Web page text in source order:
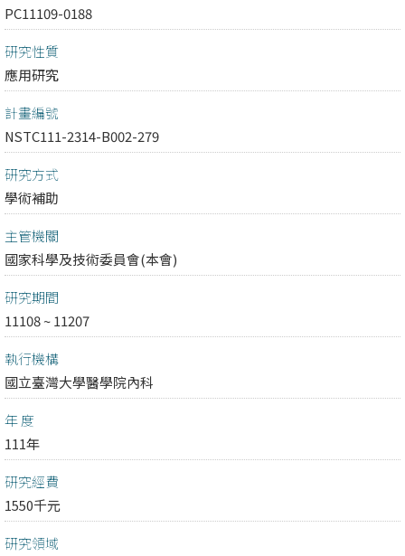
PC11109-0188
研究性質
應用研究
計畫編號
NSTC111-2314-B002-279
研究方式
學術補助
主管機關
國家科學及技術委員會(本會)
研究期間
11108 ~ 11207
執行機構
國立臺灣大學醫學院內科
年 度
111年
研究經費
1550千元
研究領域